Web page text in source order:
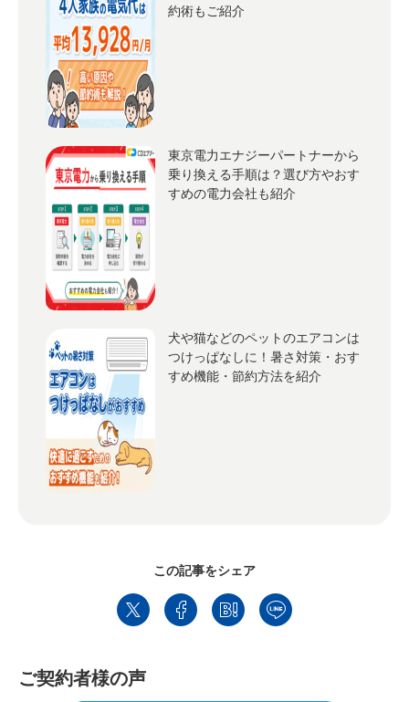
約術もご紹介
東京電力エナジーパートナーから
乗り換える手順は？選び方やおす
すめの電力会社も紹介
犬や猫などのペットのエアコンは
つけっぱなしに！暑さ対策・おす
すめ機能・節約方法を紹介
この記事をシェア
ご契約者様の声